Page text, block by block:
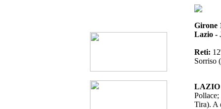
Girone
Lazio -
Reti:
Sorriso
LAZIO
Tira). A